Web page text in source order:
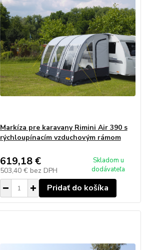
Markíza pre karavany Rimini Air 390 s
rýchloupínacím vzduchovým rámom
619,18 €
503,40 € bez DPH
Skladom u
dodávateľa
Pridať do košíka